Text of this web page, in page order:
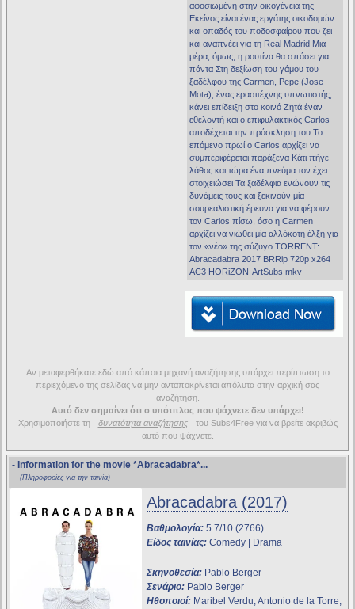
αφοσιωμένη στην οικογένεια της
Εκείνος είναι ένας εργάτης οικοδομών
και οπαδός του ποδοσφαίρου που ζει
και αναπνέει για τη Real Madrid Μια
μέρα, όμως, η ρουτίνα θα σπάσει για
πάντα Στη δεξίωση του γάμου του
ξαδέλφου της Carmen, Pepe (Jose
Mota), ένας ερασιτέχνης υπνωτιστής,
κάνει επίδειξη στο κοινό Ζητά έναν
εθελοντή και ο επιφυλακτικός Carlos
αποδέχεται την πρόσκληση του Το
επόμενο πρωί ο Carlos αρχίζει να
συμπεριφέρεται παράξενα Κάτι πήγε
λάθος και τώρα ένα πνεύμα τον έχει
στοιχειώσει Τα ξαδέλφια ενώνουν τις
δυνάμεις τους και ξεκινούν μία
σουρεαλιστική έρευνα για να φέρουν
τον Carlos πίσω, όσο η Carmen
αρχίζει να νιώθει μία αλλόκοτη έλξη για
τον «νέο» της σύζυγο TORRENT:
Abracadabra 2017 BRRip 720p x264
AC3 HORiZON-ArtSubs mkv
Αν μεταφερθήκατε εδώ από κάποια μηχανή αναζήτησης υπάρχει περίπτωση το
περιεχόμενο της σελίδας να μην ανταποκρίνεται απόλυτα στην αρχική σας
αναζήτηση.
Αυτό δεν σημαίνει ότι ο υπότιτλος που ψάχνετε δεν υπάρχει!
Χρησιμοποιήστε τη
δυνατότητα αναζήτησης
του Subs4Free για να βρείτε ακριβώς
αυτό που ψάχνετε.
- Information for the movie *Abracadabra*...
(Πληροφορίες για την ταινία)
Abracadabra (2017)
Βαθμολογία: 5.7/10 (2766)
Είδος ταινίας: Comedy | Drama
Σκηνοθεσία: Pablo Berger
Σενάριο: Pablo Berger
Ηθοποιοί: Maribel Verdu, Antonio de la Torre,